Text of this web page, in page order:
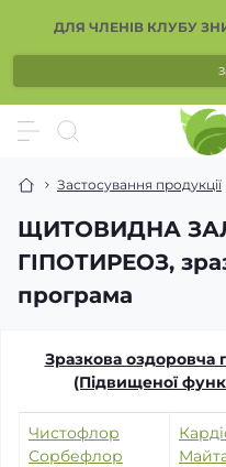
ДЛЯ ЧЛЕНІВ КЛУБУ
Застосування продукції
ЩИТОВИДНА
ГІПОТИРЕОЗ,
програма
Зразкова оздоровча
(Підвищеної
Чистофлор
Сорбефлор